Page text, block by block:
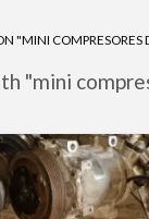
"MINI COMPRESORES
"mini